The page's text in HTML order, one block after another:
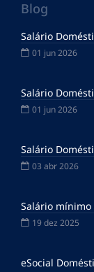
Blog
Salário
01 jun 2026
Salário
01 jun 2026
Salário
03 abr 2026
Salário
19 dez 2025
eSocial